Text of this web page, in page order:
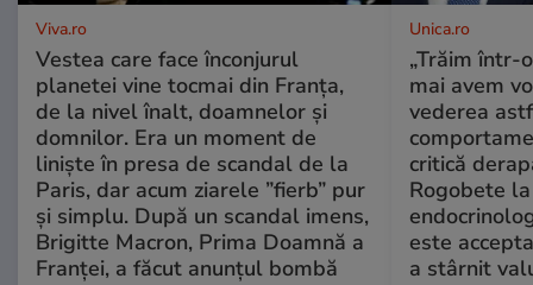
Viva.ro
Vestea care face înconjurul
planetei vine tocmai din Franța,
de la nivel înalt, doamnelor și
domnilor. Era un moment de
liniște în presa de scandal de la
Paris, dar acum ziarele ”fierb” pur
și simplu. După un scandal imens,
Brigitte Macron, Prima Doamnă a
Franței, a făcut anunțul bombă
Unica.ro
„Trăim într-
mai avem
vederea
critică
Rogobete
este
a stârnit